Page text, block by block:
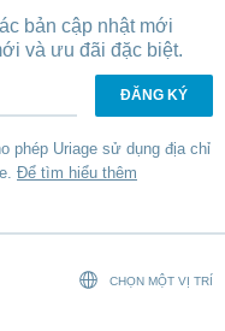
bản cập nhật mới
và ưu đãi đặc biệt.
phép Uriage sử dụng địa chỉ
Để tìm hiểu thêm
CHỌN MỘT VỊ TRÍ